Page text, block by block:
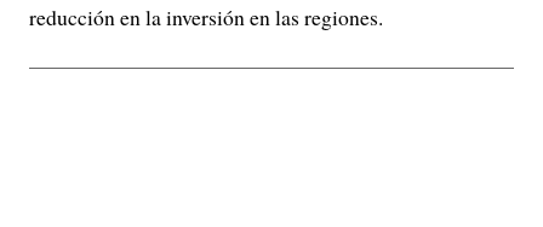
reducción en la inversión en las regiones.